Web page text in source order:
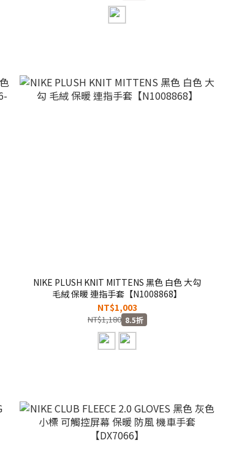
NIKE PLUSH KNIT MITTENS 黑色 白色 大勾
毛絨 保暖 連指手套【N1008868】
NT$1,003
NT$1,180 8.5折